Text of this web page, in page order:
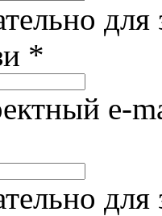
для
*
e-
для